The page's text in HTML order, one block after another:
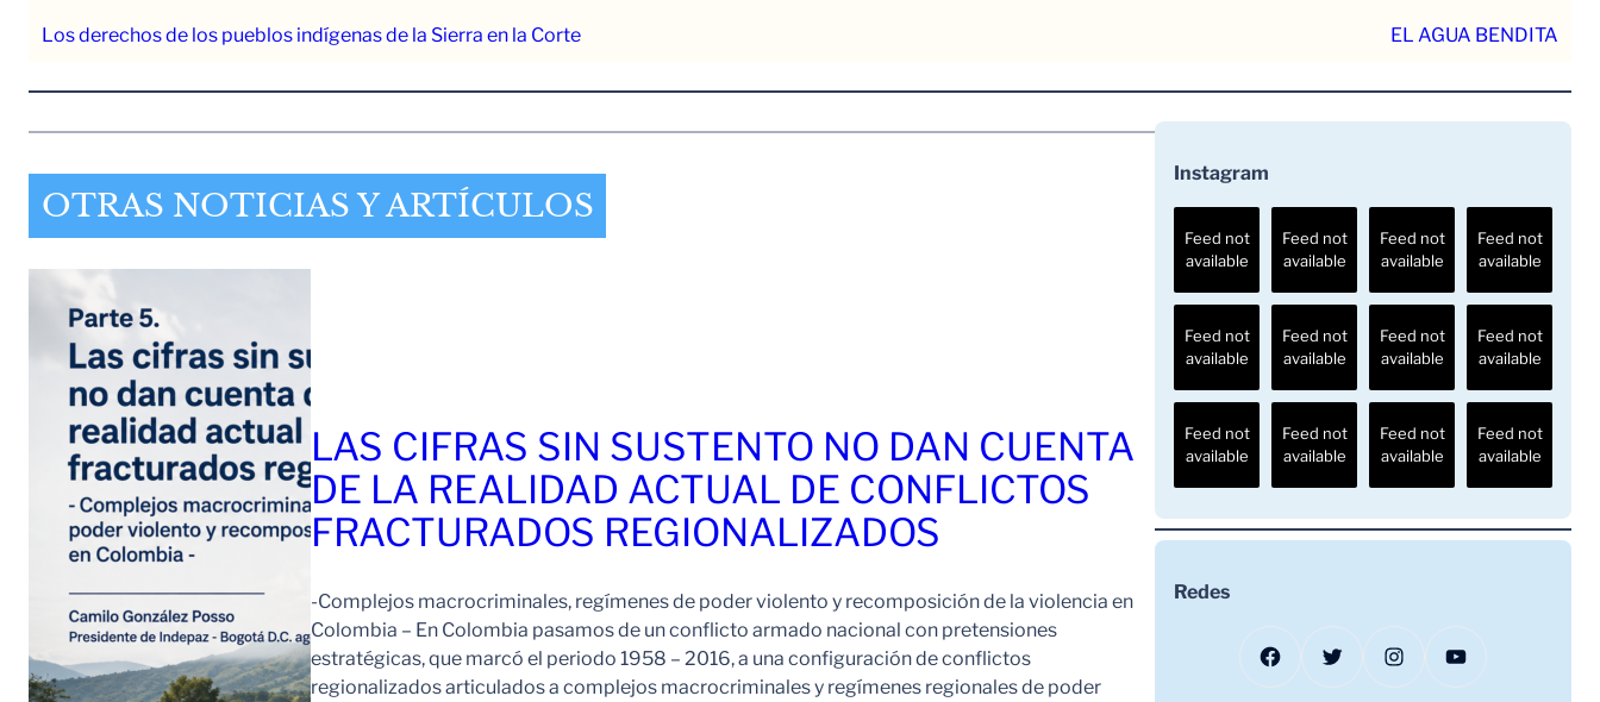
Los derechos de los pueblos indígenas de la Sierra en la Corte EL AGUA BENDITA
OTRAS NOTICIAS Y ARTÍCULOS
LAS CIFRAS SIN SUSTENTO NO DAN CUENTA
DE LA REALIDAD ACTUAL DE CONFLICTOS
FRACTURADOS REGIONALIZADOS
-Complejos macrocriminales, regímenes de poder violento y recomposición de la violencia en
Colombia – En Colombia pasamos de un conflicto armado nacional con pretensiones
estratégicas, que marcó el periodo 1958 – 2016, a una configuración de conflictos
regionalizados articulados a complejos macrocriminales y regímenes regionales de poder
Instagram
Feed not
available
Feed not
available
Feed not
available
Feed not
available
Feed not
available
Feed not
available
Feed not
available
Feed not
available
Feed not
available
Feed not
available
Feed not
available
Feed not
available
Redes
Facebook Twitter Instagram YouTube